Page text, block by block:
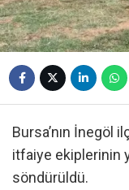
Bursa’nın İnegöl
itfaiye ekiplerinin
söndürüldü.